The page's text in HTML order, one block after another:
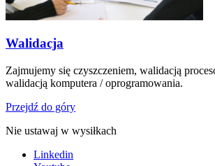
Walidacja
Zajmujemy się czyszczeniem, walidacją
walidacją komputera / oprogramowania.
Przejdź do góry
Nie ustawaj w wysiłkach
Linkedin